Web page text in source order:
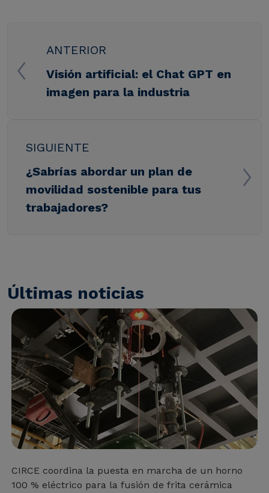
ANTERIOR
Visión artificial: el Chat GPT en
imagen para la industria
SIGUIENTE
¿Sabrías abordar un plan de
movilidad sostenible para tus
trabajadores?
Últimas noticias
CIRCE coordina la puesta en marcha de un horno
100 % eléctrico para la fusión de frita cerámica